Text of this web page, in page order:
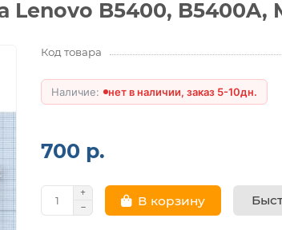
Lenovo B5400, B5400A,
Код товара
нет в наличии, заказ 5-10дн.
700 р.
В корзину